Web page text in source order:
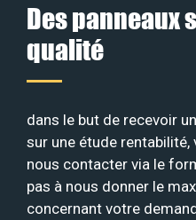
Des panneaux
qualité
dans le but de recevoir
sur une étude
nous contacter via le
pas à nous donner le
concernant votre